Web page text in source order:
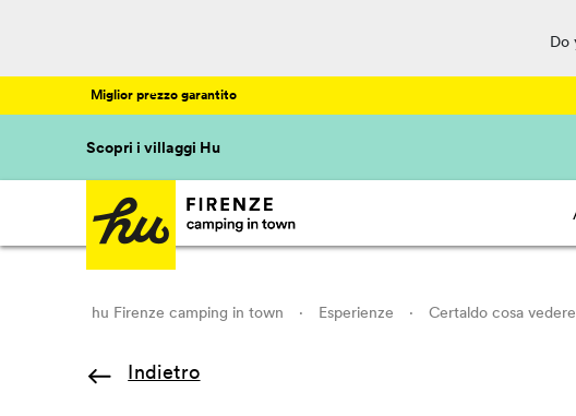
Do
Miglior prezzo garantito
Scopri i villaggi Hu
hu Firenze camping in town · Esperienze · Certaldo cosa
Indietro